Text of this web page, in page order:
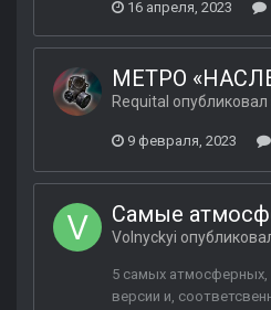
16 апреля, 2023
МЕТРО
Requital опубликовал
9 февраля, 2023
Самые
Volnyckyi
5 самых атмосферных,
версии и,